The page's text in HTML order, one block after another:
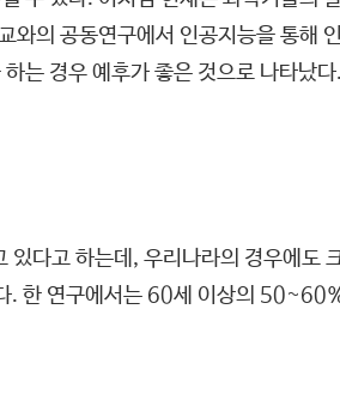
의 공동연구에서 인공지능을 통해
는 경우 예후가 좋은 것으로 나타났
다고 하는데, 우리나라의 경우에도
. 한 연구에서는 60세 이상의